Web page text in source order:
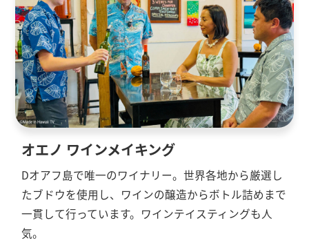
オエノ ワインメイキング
Dオアフ島で唯一のワイナリー。世界各地から厳選し
たブドウを使用し、ワインの醸造からボトル詰めまで
一貫して行っています。ワインテイスティングも人
気。